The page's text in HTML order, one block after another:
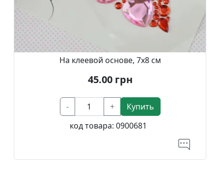
На клеевой основе, 7х8 см
45.00грн
- +
Купить
код товара: 0900681